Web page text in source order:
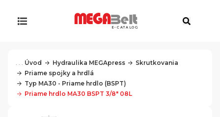
E-CATALOG
. . . Úvod Hydraulika MEGApress
Skrutkovania
Priame spojky a hrdlá
Typ MA30 - Priame hrdlo (BSPT)
Priame hrdlo MA30 BSPT 3/8" 08L